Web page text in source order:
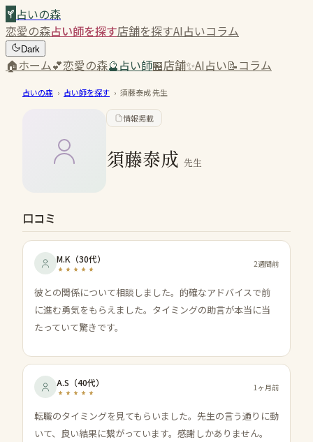
占いの森
恋愛の森占い師を探す店舗を探すAI占いコラム
Dark
🏠ホーム💕恋愛の森🔮占い師🏪店舗✨AI占い📝コラム
占いの森 › 占い師を探す › 須藤泰成先生
情報掲載
須藤泰成 先生
口コミ
M.K （30代） 2週間前
彼との関係について相談しました。的確なアドバイスで前
に進む勇気をもらえました。タイミングの助言が本当に当
たっていて驚きです。
A.S （40代） 1ヶ月前
転職のタイミングを見てもらいました。先生の言う通りに動
いて、良い結果に繋がっています。感謝しかありません。